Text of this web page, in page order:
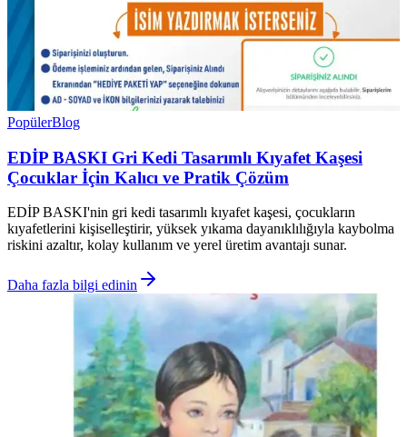
PopülerBlog
EDİP BASKI Gri Kedi Tasarımlı Kıyafet Kaşesi
Çocuklar İçin Kalıcı ve Pratik Çözüm
EDİP BASKI'nin gri kedi tasarımlı kıyafet kaşesi, çocukların
kıyafetlerini kişiselleştirir, yüksek yıkama dayanıklılığıyla kaybolma
riskini azaltır, kolay kullanım ve yerel üretim avantajı sunar.
Daha fazla bilgi edinin